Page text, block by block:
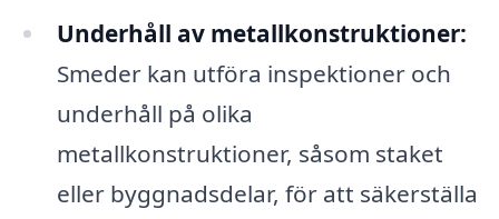
Underhåll av metallkonstruktioner:
Smeder kan utföra inspektioner och
underhåll på olika
metallkonstruktioner, såsom staket
eller byggnadsdelar, för att säkerställa